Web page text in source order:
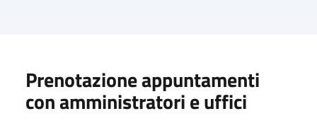
Prenotazione appuntamenti
con amministratori e uffici